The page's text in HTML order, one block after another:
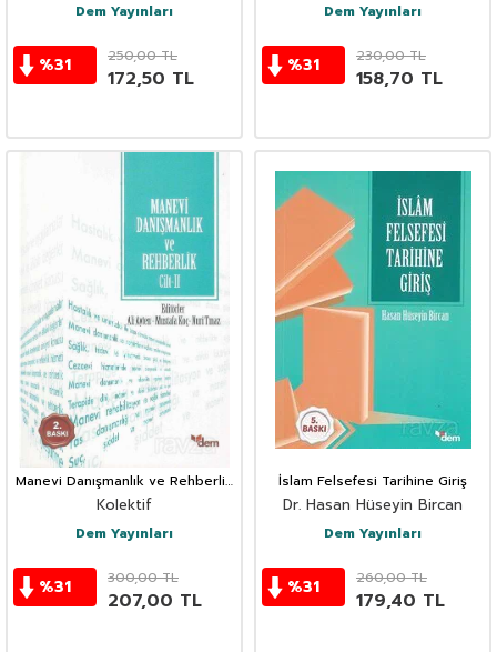
Dem Yayınları
%31 250,00TL
172,50 TL
Dem Yayınları
%31 230,00TL
158,70 TL
Manevi Danışmanlık ve Rehberlik
Cilt: 2
Kolektif
Dem Yayınları
%31 300,00TL
207,00 TL
İslam Felsefesi Tarihine Giriş
Dr. Hasan Hüseyin Bircan
Dem Yayınları
%31 260,00TL
179,40 TL